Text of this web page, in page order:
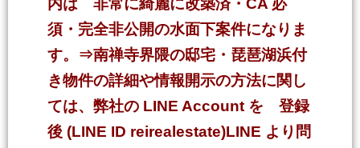
内は 非常に綺麗に改築済・CA 必
須・完全非公開の水面下案件になりま
す。⇒南禅寺界隈の邸宅・琵琶湖浜付
き物件の詳細や情報開示の方法に関し
ては、弊社の LINE Account を 登録
後 (LINE ID reirealestate)LINE より問